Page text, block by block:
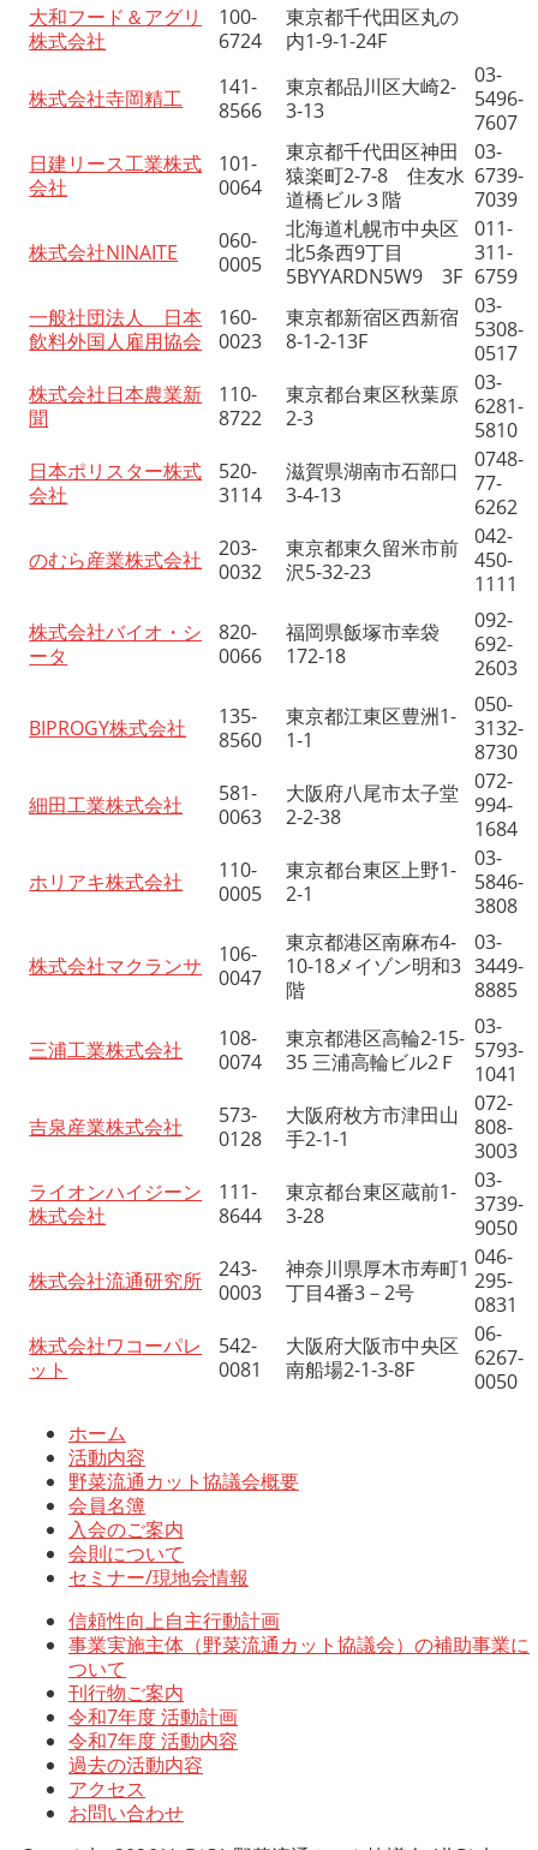
大和フード＆アグリ
株式会社
100-
6724
東京都千代田区丸の
内1-9-1-24F
株式会社寺岡精工
141-
8566
東京都品川区大崎2-
3-13
03-
5496-
7607
日建リース工業株式
会社
101-
0064
東京都千代田区神田
猿楽町2-7-8 住友水
道橋ビル３階
03-
6739-
7039
株式会社NINAITE
060-
0005
北海道札幌市中央区
北5条西9丁目
5BYYARDN5W9 3F
011-
311-
6759
一般社団法人 日本
飲料外国人雇用協会
160-
0023
東京都新宿区西新宿
8-1-2-13F
03-
5308-
0517
株式会社日本農業新
聞
110-
8722
東京都台東区秋葉原
2-3
03-
6281-
5810
日本ポリスター株式
会社
520-
3114
滋賀県湖南市石部口
3-4-13
0748-
77-
6262
のむら産業株式会社
203-
0032
東京都東久留米市前
沢5-32-23
042-
450-
1111
株式会社バイオ・シ
ータ
820-
0066
福岡県飯塚市幸袋
172-18
092-
692-
2603
BIPROGY株式会社
135-
8560
東京都江東区豊洲1-
1-1
050-
3132-
8730
細田工業株式会社
581-
0063
大阪府八尾市太子堂
2-2-38
072-
994-
1684
ホリアキ株式会社
110-
0005
東京都台東区上野1-
2-1
03-
5846-
3808
株式会社マクランサ
106-
0047
東京都港区南麻布4-
10-18メイゾン明和3
階
03-
3449-
8885
三浦工業株式会社
108-
0074
東京都港区高輪2-15-
35 三浦高輪ビル2Ｆ
03-
5793-
1041
吉泉産業株式会社
573-
0128
大阪府枚方市津田山
手2-1-1
072-
808-
3003
ライオンハイジーン
株式会社
111-
8644
東京都台東区蔵前1-
3-28
03-
3739-
9050
株式会社流通研究所
243-
0003
神奈川県厚木市寿町1
丁目4番3－2号
046-
295-
0831
株式会社ワコーパレ
ット
542-
0081
大阪府大阪市中央区
南船場2-1-3-8F
06-
6267-
0050
ホーム
活動内容
野菜流通カット協議会概要
会員名簿
入会のご案内
会則について
セミナー/現地会情報
信頼性向上自主行動計画
事業実施主体（野菜流通カット協議会）の補助事業に
ついて
刊行物ご案内
令和7年度 活動計画
令和7年度 活動内容
過去の活動内容
アクセス
お問い合わせ